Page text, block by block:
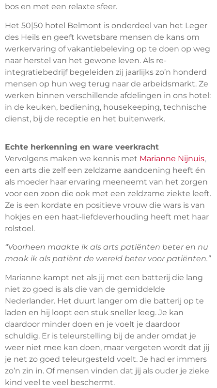
bos en met een relaxte sfeer.
Het 50|50 hotel Belmont is onderdeel van het Leger
des Heils en geeft kwetsbare mensen de kans om
werkervaring of vakantiebeleving op te doen op weg
naar herstel van het gewone leven. Als re-
integratiebedrijf begeleiden zij jaarlijks zo’n honderd
mensen op hun weg terug naar de arbeidsmarkt. Ze
werken binnen verschillende afdelingen in ons hotel:
in de keuken, bediening, housekeeping, technische
dienst, bij de receptie en het buitenwerk.
Echte herkenning en ware veerkracht
Vervolgens maken we kennis met Marianne Nijnuis,
een arts die zelf een zeldzame aandoening heeft én
als moeder haar ervaring meeneemt van het zorgen
voor een zoon die ook met een zeldzame ziekte leeft.
Ze is een kordate en positieve vrouw die wars is van
hokjes en een haat-liefdeverhouding heeft met haar
rolstoel.
“Voorheen maakte ik als arts patiënten beter en nu
maak ik als patiënt de wereld beter voor patiënten.”
Marianne kampt net als jij met een batterij die lang
niet zo goed is als die van de gemiddelde
Nederlander. Het duurt langer om die batterij op te
laden en hij loopt een stuk sneller leeg. Je kan
daardoor minder doen en je voelt je daardoor
schuldig. Er is teleurstelling bij de ander omdat je
weer niet mee kan doen, maar vergeten wordt dat jij
je net zo goed teleurgesteld voelt. Je had er immers
zo’n zin in. Of mensen vinden dat jij als ouder je zieke
kind veel te veel beschermt.